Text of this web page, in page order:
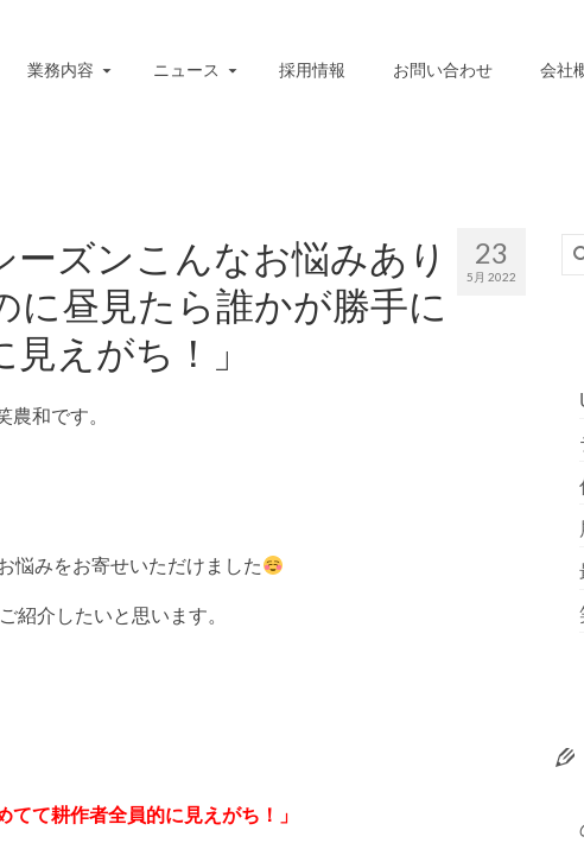
業務内容 ニュース 採用情報 お問い合わせ 会社
23
5月 2022
ーズンこんなお悩みあり
に昼見たら誰かが勝手に
えがち！」
和です。
悩みをお寄せいただけました
介したいと思います。
て耕作者全員的に見えがち！」